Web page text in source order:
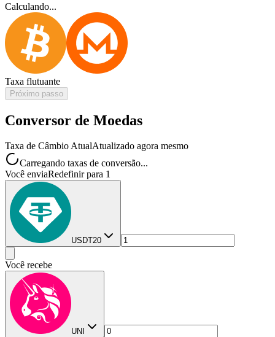
Calculando...
Taxa flutuante
Próximo passo
Conversor de Moedas
Taxa de Câmbio AtualAtualizado agora mesmo
Carregando taxas de conversão...
Você enviaRedefinir para 1
USDT20
Você recebe
UNI